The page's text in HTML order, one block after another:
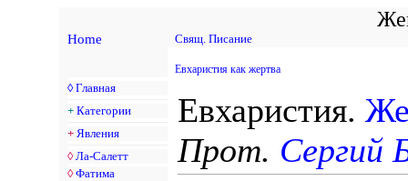
Home Свящ. Писание
◊ Главная
+ Категории
+ Явления
◊ Ла-Салетт
◊ Фатима
Евхаристия как жертва
Евхаристия.
Прот. Сергий